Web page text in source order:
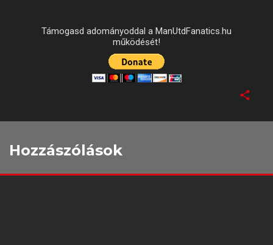
Támogasd adományoddal a ManUtdFanatics.hu
működését!
Hozzászólások